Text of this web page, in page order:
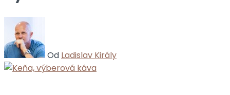
Od Ladislav Király